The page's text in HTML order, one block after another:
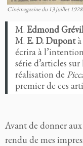
Cinémagazine du 13 juillet 1928
M. Edmond
M. E. D. Dupontà
écrira à
série d’articles
réalisation de
premier de ces
Avant de donner
rendu de mes